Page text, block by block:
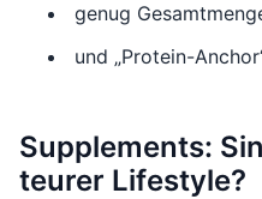
genug
und „Protein-
Supplements:
teurer Lifestyle?